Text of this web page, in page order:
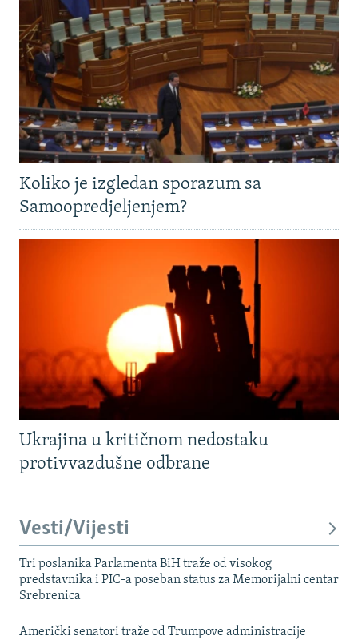
Koliko je izgledan sporazum sa
Samoopredjeljenjem?
Ukrajina u kritičnom nedostaku
protivvazdušne odbrane
Vesti/Vijesti
Tri poslanika Parlamenta BiH traže od visokog
predstavnika i PIC-a poseban status za Memorijalni centar
Srebrenica
Američki senatori traže od Trumpove administracije